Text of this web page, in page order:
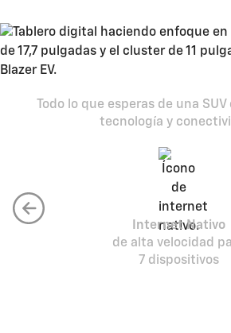
Todo lo que esperas de una
tecnología y
Internet Nativo
de alta velocidad
7 dispositivos